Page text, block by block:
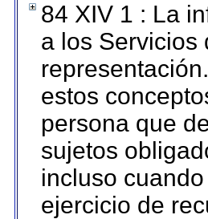
84 XIV 1 : La
a los Servicios
estos
persona que
sujetos
incluso
ejercicio de